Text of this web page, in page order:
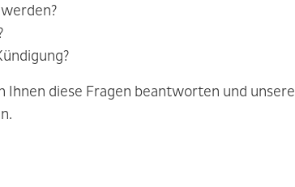
Ihnen diese Fragen beantworten und unsere